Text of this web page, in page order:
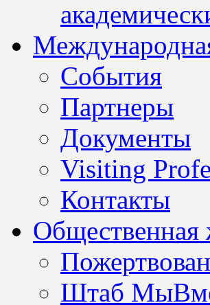
События
Партнеры
Документы
Visiting
Контакты
Общественная
Штаб